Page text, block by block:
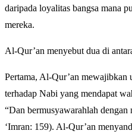
daripada loyalitas bangsa mana
mereka.
Al-Qur’an menyebut dua di
Pertama, Al-Qur’an mewajibkan
terhadap Nabi yang mendapat
“Dan bermusyawarahlah
‘Imran: 159). Al-Qur’an